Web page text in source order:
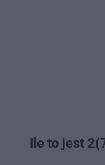
Ile to jest